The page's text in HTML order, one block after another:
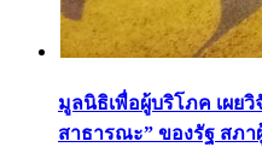
มูลนิธิเพื่อผู้บริโภค เผย
สาธารณะ” ของรัฐ สภ